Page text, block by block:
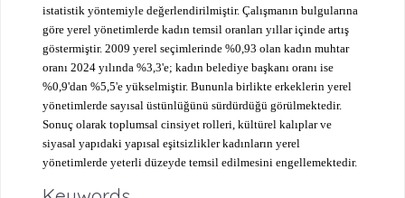
istatistik yöntemiyle değerlendirilmiştir. Çalışmanın bulgularına
göre yerel yönetimlerde kadın temsil oranları yıllar içinde artış
göstermiştir. 2009 yerel seçimlerinde %0,93 olan kadın muhtar
oranı 2024 yılında %3,3'e; kadın belediye başkanı oranı ise
%0,9'dan %5,5'e yükselmiştir. Bununla birlikte erkeklerin yerel
yönetimlerde sayısal üstünlüğünü sürdürdüğü görülmektedir.
Sonuç olarak toplumsal cinsiyet rolleri, kültürel kalıplar ve
siyasal yapıdaki yapısal eşitsizlikler kadınların yerel
yönetimlerde yeterli düzeyde temsil edilmesini engellemektedir.